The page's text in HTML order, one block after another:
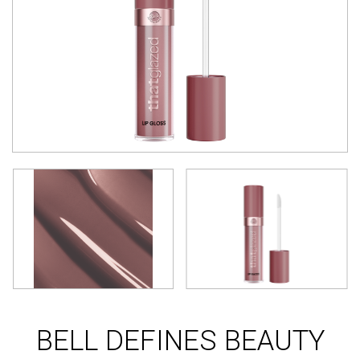
BELL DEFINES BEAUTY